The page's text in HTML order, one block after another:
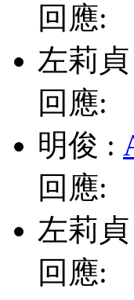
回應:
左莉貞
回應:
明俊 :
回應:
左莉貞
回應: